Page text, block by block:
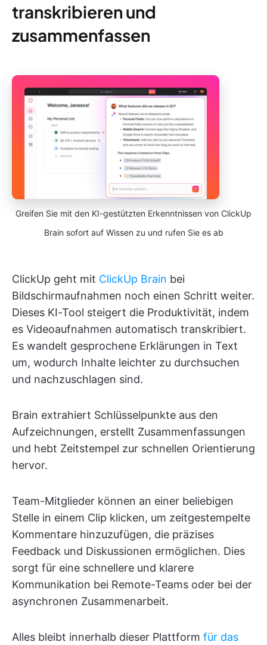
transkribieren und
zusammenfassen
Greifen Sie mit den KI-gestützten Erkenntnissen von ClickUp
Brain sofort auf Wissen zu und rufen Sie es ab
ClickUp geht mit ClickUp Brain bei
Bildschirmaufnahmen noch einen Schritt weiter.
Dieses KI-Tool steigert die Produktivität, indem
es Videoaufnahmen automatisch transkribiert.
Es wandelt gesprochene Erklärungen in Text
um, wodurch Inhalte leichter zu durchsuchen
und nachzuschlagen sind.
Brain extrahiert Schlüsselpunkte aus den
Aufzeichnungen, erstellt Zusammenfassungen
und hebt Zeitstempel zur schnellen Orientierung
hervor.
Team-Mitglieder können an einer beliebigen
Stelle in einem Clip klicken, um zeitgestempelte
Kommentare hinzuzufügen, die präzises
Feedback und Diskussionen ermöglichen. Dies
sorgt für eine schnellere und klarere
Kommunikation bei Remote-Teams oder bei der
asynchronen Zusammenarbeit.
Alles bleibt innerhalb dieser Plattform für das